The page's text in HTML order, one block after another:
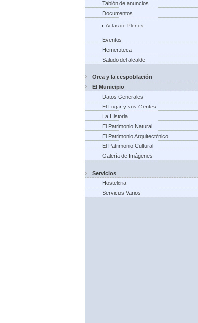
Tablón de anuncios
Documentos
Actas de Plenos
Eventos
Hemeroteca
Saludo del alcalde
Orea y la despoblación
El Municipio
Datos Generales
El Lugar y sus Gentes
La Historia
El Patrimonio Natural
El Patrimonio Arquitectónico
El Patrimonio Cultural
Galería de Imágenes
Servicios
Hosteleria
Servicios Varios